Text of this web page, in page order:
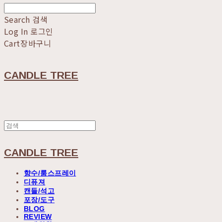
Search 검색
Log In 로그인
Cart장바구니
CANDLE TREE
CANDLE TREE
향수/룸스프레이
디퓨져
캔들/석고
포장/도구
BLOG
REVIEW